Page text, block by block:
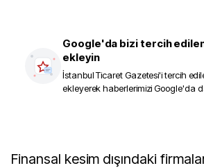
Google'da bizi tercih
ekleyin
İstanbul Ticaret Gazetesi'i tercih
ekleyerek haberlerimizi Google'da
Finansal kesim dışındaki firmaların net döviz